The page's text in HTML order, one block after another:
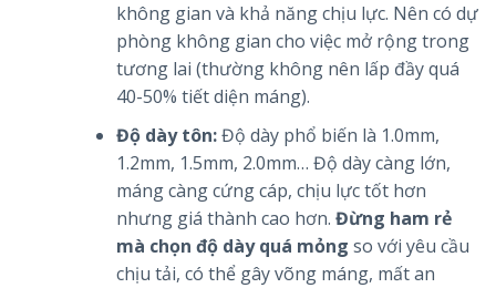
không gian và khả năng chịu lực. Nên có dự
phòng không gian cho việc mở rộng trong
tương lai (thường không nên lấp đầy quá
40-50% tiết diện máng).
Độ dày tôn:Độ dày phổ biến là 1.0mm,
1.2mm, 1.5mm, 2.0mm… Độ dày càng lớn,
máng càng cứng cáp, chịu lực tốt hơn
nhưng giá thành cao hơn. Đừng ham rẻ
mà chọn độ dày quá mỏng so với yêu cầu
chịu tải, có thể gây võng máng, mất an